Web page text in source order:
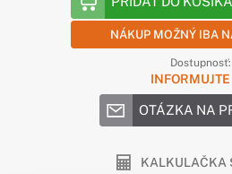
NÁKUP MOŽNÝ IBA
Dostupnosť:
OTÁZKA NA
KALKULAČKA